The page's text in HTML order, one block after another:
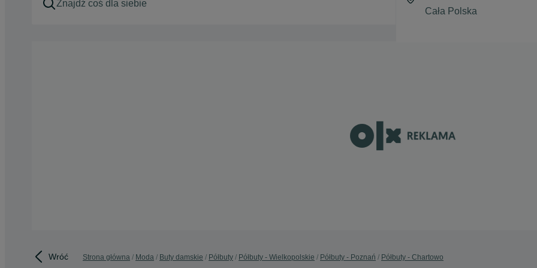
Wróć Strona główna Moda Buty damskie Półbuty Półbuty - Wielkopolskie Półbuty - Poznań Półbuty - Chartowo